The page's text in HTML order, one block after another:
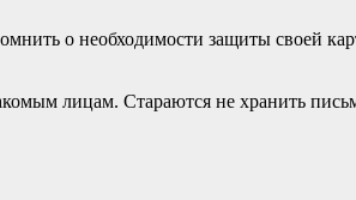
о необходимости защиты своей
лицам. Стараются не хранить